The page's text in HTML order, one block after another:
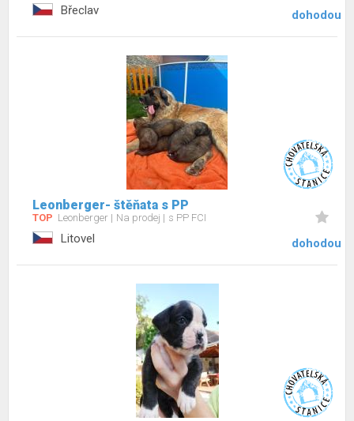
Břeclav dohodou
Leonberger- štěňata s PP
TOP Leonberger Na prodej s PP FCI
Litovel dohodou